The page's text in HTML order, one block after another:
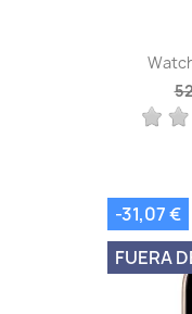
-31,07 €
FUERA